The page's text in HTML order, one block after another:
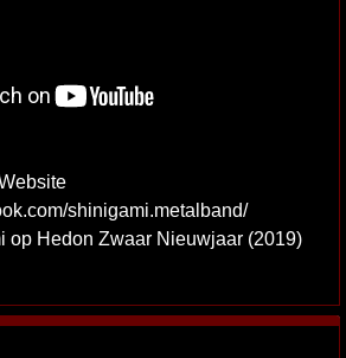
shinigami.metalband/
op Hedon Zwaar Nieuwjaar (2019)